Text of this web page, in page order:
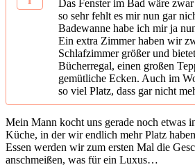
Das Fenster im Bad wäre
so sehr fehlt es mir nun gar
Badewanne habe ich mir ja
Ein extra Zimmer haben wir
Schlafzimmer größer und
Bücherregal, einen großen
gemütliche Ecken. Auch im
so viel Platz, dass gar nicht
Mein Mann kocht uns gerade noch etwas
Küche, in der wir endlich mehr Platz
Essen werden wir zum ersten Mal die
anschmeißen, was für ein Luxus…